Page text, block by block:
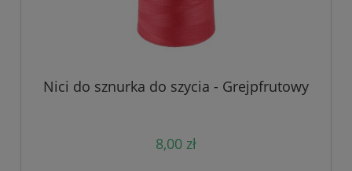
Nici do sznurka do szycia - Grejpfrutowy
8,00 zł